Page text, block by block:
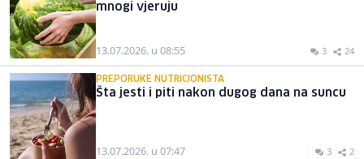
mnogi vjeruju
13.07.2026. u 08:55 3 24
PREPORUKE NUTRICIONISTA
Šta jesti i piti nakon dugog dana na suncu
13.07.2026. u 07:47 3 2